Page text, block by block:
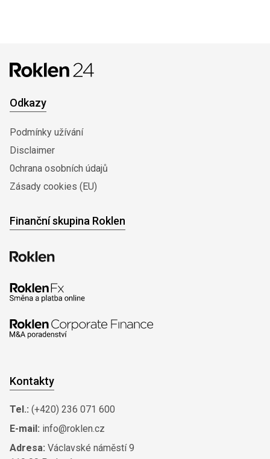
Odkazy
Podmínky užívání
Disclaimer
0chrana osobních údajů
Zásady cookies (EU)
Finanční skupina Roklen
Kontakty
Tel.: (+420) 236 071 600
E-mail: info@roklen.cz
Adresa: Václavské náměstí 9